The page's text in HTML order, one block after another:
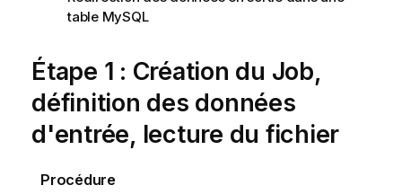
table MySQL
Étape 1 : Création du Job,
définition des données
d'entrée, lecture du fichier
Procédure